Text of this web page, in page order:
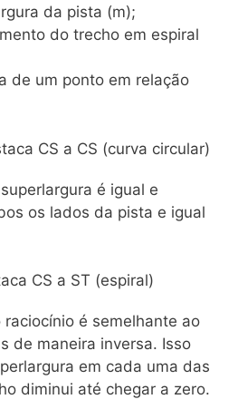
da pista (m);
do trecho em espiral
de um ponto em relação
CS a CS (curva circular)
é igual e
os lados da pista e igual
CS a ST (espiral)
é semelhante ao
de maneira inversa. Isso
em cada uma das
diminui até chegar a zero.